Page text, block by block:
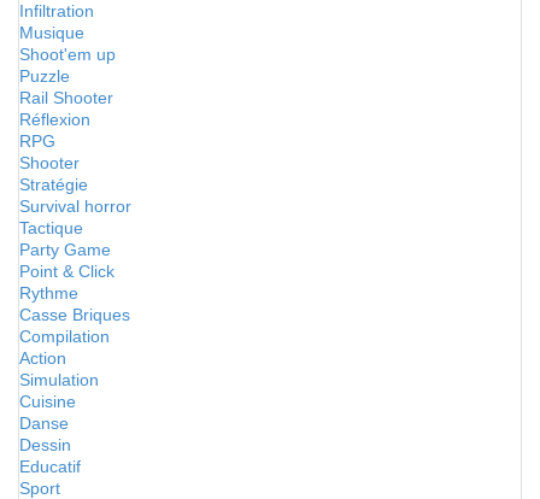
Infiltration
Musique
Shoot'em up
Puzzle
Rail Shooter
Réflexion
RPG
Shooter
Stratégie
Survival horror
Tactique
Party Game
Point & Click
Rythme
Casse Briques
Compilation
Action
Simulation
Cuisine
Danse
Dessin
Educatif
Sport